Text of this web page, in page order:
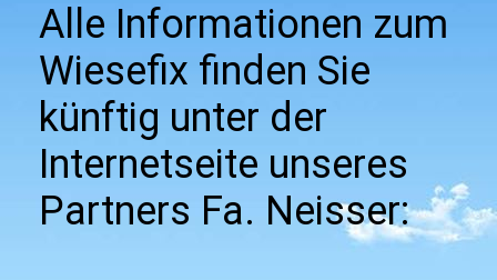
Alle Informationen zum
Wiesefix finden Sie
künftig unter der
Internetseite unseres
Partners Fa. Neisser: